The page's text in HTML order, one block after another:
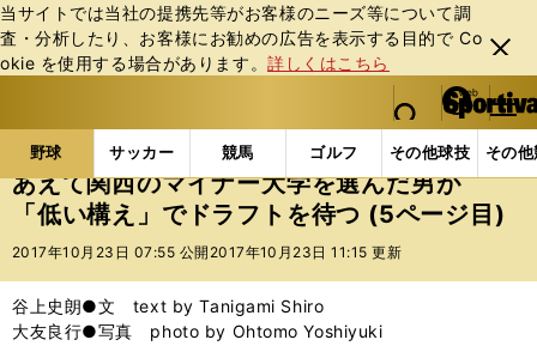
当サイトでは当社の提携先等がお客様のニーズ等について調
査・分析したり、お客様にお勧めの広告を表⽰する⽬的で Co
okie を使⽤する場合があります。詳しくはこちら
閉じ
る
web Sportiva (webスポルティーバ)
検索
マイペ
ー
ジ
メニュ
野球 サッカー 競馬 ゴルフ その他球技 その
b
ス
ポ
ル
バ
野球の記事一覧 高校野球他 あえて関西のマイナー
あえて関西のマイナー大学を選んだ男が
「低い構え」でドラフトを待つ (5ページ目)
2017年10月23日 07:55 公開 2017年10月23日 11:15 更新
谷上史朗●文 text by Tanigami Shiro
大友良行●写真 photo by Ohtomo Yoshiyuki